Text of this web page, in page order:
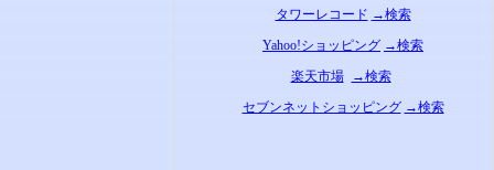
タワーレコード →検索
Yahoo!ショッピング →検索
楽天市場
→検索
セブンネットショッピング →検索